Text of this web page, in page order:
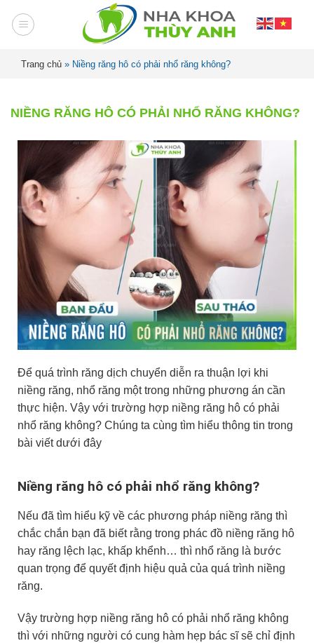
Trang chủ » Niềng răng hô có phải nhổ răng không?
NIỀNG RĂNG HÔ CÓ PHẢI NHỔ RĂNG KHÔNG?
Để quá trình răng dịch chuyển diễn ra thuận lợi khi
niềng răng, nhổ răng một trong những phương án cần
thực hiện. Vậy với trường hợp niềng răng hô có phải
nhổ răng không? Chúng ta cùng tìm hiểu thông tin trong
bài viết dưới đây
Niềng răng hô có phải nhổ răng không?
Nếu đã tìm hiểu kỹ về các phương pháp niềng răng thì
chắc chắn bạn đã biết rằng trong phác đồ niềng răng hô
hay răng lệch lạc, khấp khểnh… thì nhổ răng là bước
quan trọng để quyết định hiệu quả của quá trình niềng
răng.
Vậy trường hợp niềng răng hô có phải nhổ răng không
thì với những người có cung hàm hẹp bác sĩ sẽ chỉ định